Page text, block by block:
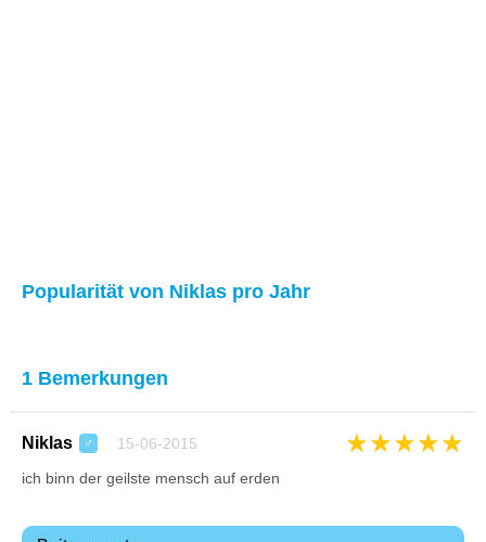
Popularität von Niklas pro Jahr
1 Bemerkungen
Niklas ♂ 15-06-2015 ★★★★★
ich binn der geilste mensch auf erden